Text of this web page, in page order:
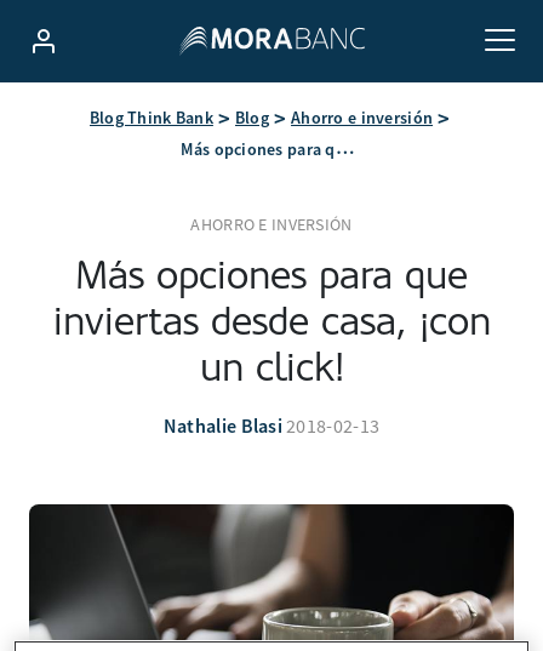
Blog Think Bank Blog Ahorro e inversión
Más opciones para que inviertas desde casa, ¡con un click!
AHORRO E INVERSIÓN
Más opciones para que
inviertas desde casa, ¡con
un click!
Nathalie Blasi 2018-02-13